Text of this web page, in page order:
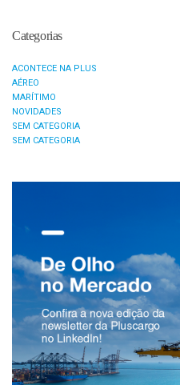
Categorias
ACONTECE NA PLUS
AÉREO
MARÍTIMO
NOVIDADES
SEM CATEGORIA
SEM CATEGORIA